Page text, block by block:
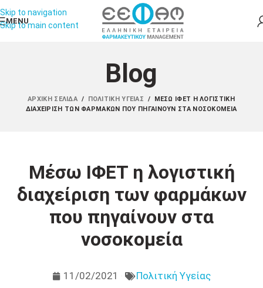
Skip to navigation
Skip to main content
MENU
Blog
ΑΡΧΙΚΉ ΣΕΛΊΔΑ / ΠΟΛΙΤΙΚΉ ΥΓΕΊΑΣ /
MΈΣΩ ΙΦΕΤ Η ΛΟΓΙΣΤΙΚΉ
ΔΙΑΧΕΊΡΙΣΗ ΤΩΝ ΦΑΡΜΆΚΩΝ ΠΟΥ ΠΗΓΑΊΝΟΥΝ ΣΤΑ ΝΟΣΟΚΟΜΕΊΑ
Mέσω ΙΦΕΤ η λογιστική
διαχείριση των φαρμάκων
που πηγαίνουν στα
νοσοκομεία
11/02/2021 Πολιτική Υγείας